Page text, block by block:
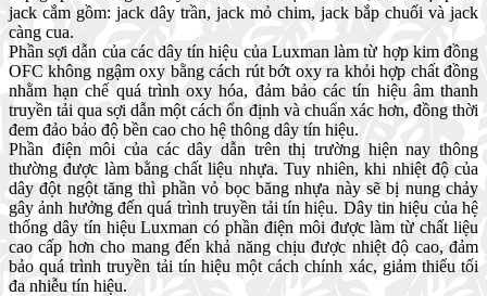
jack cắm gồm: jack dây trần, jack mỏ chim, jack bắp chuối và jack
càng cua.
Phần sợi dẫn của các dây tín hiệu của Luxman làm từ hợp kim đồng
OFC không ngậm oxy bằng cách rút bớt oxy ra khỏi hợp chất đồng
nhằm hạn chế quá trình oxy hóa, đảm bảo các tín hiệu âm thanh
truyền tải qua sợi dẫn một cách ổn định và chuẩn xác hơn, đồng thời
đem đảo bảo độ bền cao cho hệ thông dây tín hiệu.
Phần điện môi của các dây dẫn trên thị trường hiện nay thông
thường được làm bằng chất liệu nhựa. Tuy nhiên, khi nhiệt độ của
dây đột ngột tăng thì phần vỏ bọc băng nhựa này sẽ bị nung chảy
gây ảnh hưởng đến quá trình truyền tải tín hiệu. Dây tin hiệu của hệ
thống dây tín hiệu Luxman có phần điện môi được làm từ chất liệu
cao cấp hơn cho mang đến khả năng chịu được nhiệt độ cao, đảm
bảo quá trình truyền tải tín hiệu một cách chính xác, giảm thiểu tối
đa nhiễu tín hiệu.